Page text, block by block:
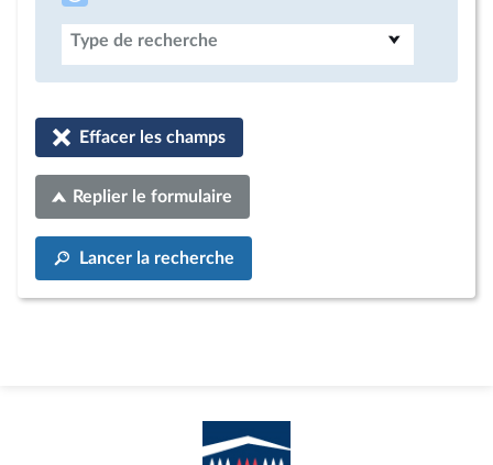
Type de recherche
Effacer les champs
Replier le formulaire
Lancer la recherche